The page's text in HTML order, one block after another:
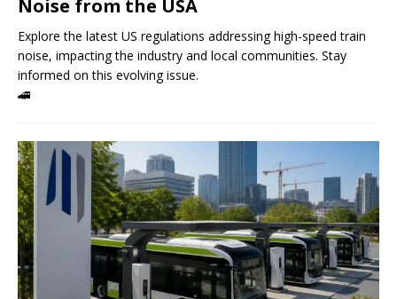
Noise from the USA
Explore the latest US regulations addressing high-speed train
noise, impacting the industry and local communities. Stay
informed on this evolving issue.
🚄